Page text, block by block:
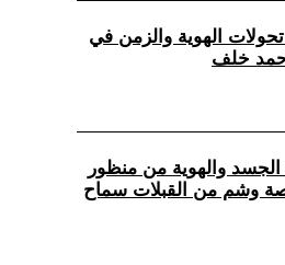
تحولات الهوية والزمن في
خلف
والهوية من منظور
وشم من القبلات سماح